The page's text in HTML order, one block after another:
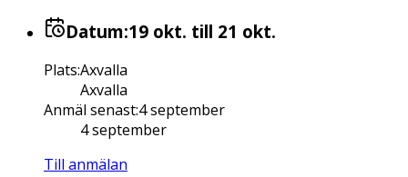
Datum:19 okt. till 21 okt.
Plats:Axvalla
Axvalla
Anmäl senast:4 september
4 september
Till anmälan